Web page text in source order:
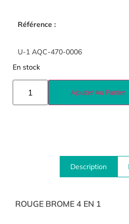
Référence :
U-1 AQC-470-0006
En stock
Ajouter Au Panier
Description
ROUGE BROME 4 EN 1